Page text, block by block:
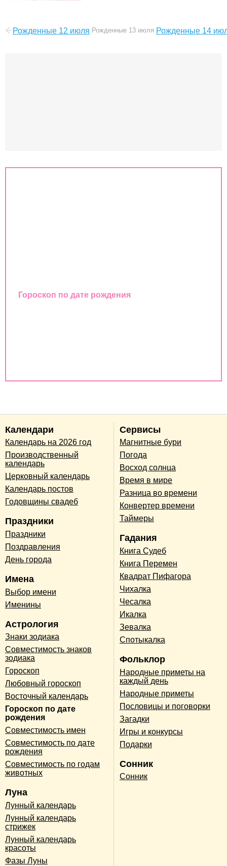
Рожденные 12 июля Рожденные 13 июля Рожденные 14
Гороскоп по дате рождения
Календари
Календарь на 2026 год
Производственный
календарь
Церковный календарь
Календарь постов
Годовщины свадеб
Праздники
Праздники
Поздравления
День города
Имена
Выбор имени
Именины
Астрология
Знаки зодиака
Совместимость знаков
зодиака
Гороскоп
Любовный гороскоп
Восточный календарь
Гороскоп по дате
рождения
Совместимость имен
Совместимость по дате
рождения
Совместимость по годам
животных
Луна
Лунный календарь
Лунный календарь
стрижек
Лунный календарь
красоты
Фазы Луны
Сервисы
Магнитные бури
Погода
Восход солнца
Время в мире
Разница во времени
Конвертер времени
Таймеры
Гадания
Книга Судеб
Книга Перемен
Квадрат Пифагора
Чихалка
Чесалка
Икалка
Зевалка
Спотыкалка
Фольклор
Народные приметы на
каждый день
Народные приметы
Пословицы и поговорки
Загадки
Игры и конкурсы
Подарки
Сонник
Сонник